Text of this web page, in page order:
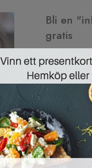
Bli en
gratis
Vi vet inte
Hursomhelst
företags